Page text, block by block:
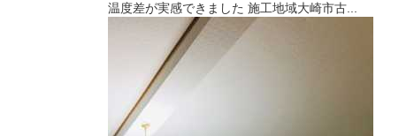
温度差が実感できました 施工地域大崎市古...